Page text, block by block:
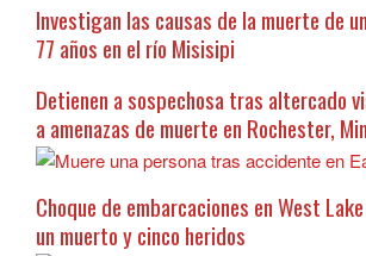
Investigan las causas de la muerte de
77 años en el río Misisipi
Detienen a sospechosa tras altercado
a amenazas de muerte en Rochester,
Choque de embarcaciones en West
un muerto y cinco heridos